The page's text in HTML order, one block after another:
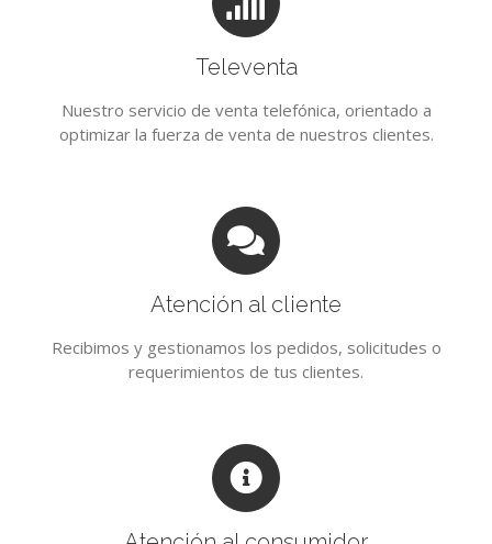
Televenta
Nuestro servicio de venta telefónica, orientado a
optimizar la fuerza de venta de nuestros clientes.
Atención al cliente
Recibimos y gestionamos los pedidos, solicitudes o
requerimientos de tus clientes.